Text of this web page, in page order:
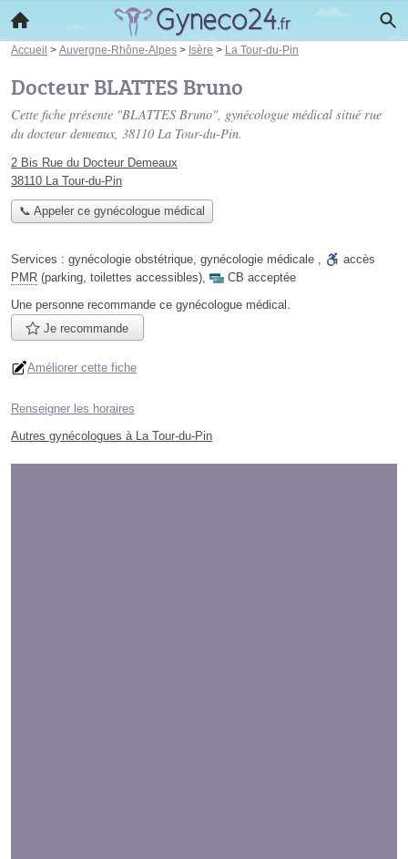
Accueil > Auvergne-Rhône-Alpes > Isère > La Tour-du-Pin
Docteur BLATTES Bruno
Cette fiche présente "BLATTES Bruno", gynécologue médical situé rue
du docteur demeaux, 38110 La Tour-du-Pin.
2 Bis Rue du Docteur Demeaux
38110 La Tour-du-Pin
📞 Appeler ce gynécologue médical
Services : gynécologie obstétrique, gynécologie médicale ,
accès
PMR (parking, toilettes accessibles),
CB acceptée
Une personne recommande ce gynécologue médical.
Je recommande
Améliorer cette fiche
Renseigner les horaires
Autres gynécologues à La Tour-du-Pin